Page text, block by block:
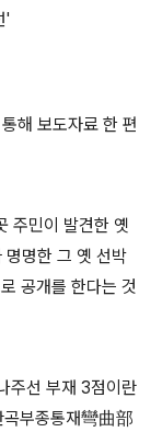
'
해 보도자료 한 편
주민이 발견한 옛
명명한 그 옛 선박
공개를 한다는 것
주선 부재 3점이란
부종통재彎曲部